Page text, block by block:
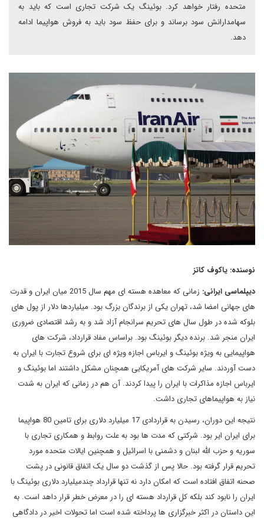
متحده رفتار خواهد کرد. بوئینگ یک شرکت تجاری است که باید به
سهامدارانش سود برساند و برای حفظ سود باید به فروش هواپیما ادامه
دهد.
نوسنده: یاکوف کاتز
دیپلماسی ایرانی:
زمانی که معاهده هسته ای مهم سال 2015 میان ایران و قدرت
های جهانی امضا شد، تهران یکی از برندگان بزرگ بود. میلیاردها دلار از پول های
بلوکه شده در طول سال های تحریم سرانجام آزاد شد و به رشد اقتصادی ضروری
ایران منجر شد. برنده دیگر بوئینگ بود. براساس مفاد قرارداد، شرکت های
هواپیمایی به ویژه بوئینگ و ایرباس اجازه ویژه ای برای شروع تجارت با ایران به
دست آوردند. سایر شرکت های آمریکایی همچنان مشکل داشتند اما بوئینگ و
ایرباس اجازه مذاکرات با ایران را پیدا کردند. آن هم در زمانی که ایران به شدت
نیاز به هواپیماهای تجاری داشت.
نتیجه این دوران، رسیدن به قراردادی 17 میلیارد دلاری برای تامین 80 هواپیما
برای ایران ایر بود. شرکتی که مدت ها بود به علت روابط و همکاری تجاری با
سوریه و حزب الله لبنان و دشمنی با اسرائیل و همچنین ایالات متحده مورد
تحریم قرار گرفته بود. حالا پس از گذشت دو سال یک اتفاق قانونی در پشت
صحنه اتفاق افتاده است که امکان دارد نه تنها قرارداد چندمیلیارد دلاری بوئینگ با
ایران را نابود کند بلکه کل قرارداد هسته ای را در معرض خطر قرار داهد است. به
این داستان در اکثر خبرگزاری ها پرداخته شده است اما تحولات اخیر در دادگاهی